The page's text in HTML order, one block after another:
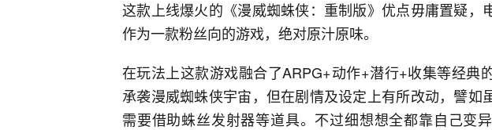
这款上线爆火的《漫威蜘蛛侠：重制版》优点毋庸置疑，
作为一款粉丝向的游戏，绝对原汁原味。
在玩法上这款游戏融合了ARPG+动作+潜行+收集等经典
承袭漫威蜘蛛侠宇宙，但在剧情及设定上有所改动，譬如
需要借助蛛丝发射器等道具。不过细想想全都靠自己变